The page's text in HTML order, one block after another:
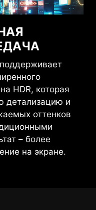
HDR, которая
детализацию и
оттенков
– более
на экране.